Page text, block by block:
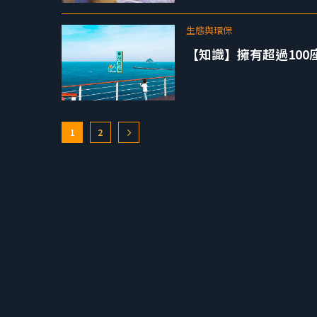
生態與環保
【知識】擁有超過100
1 2